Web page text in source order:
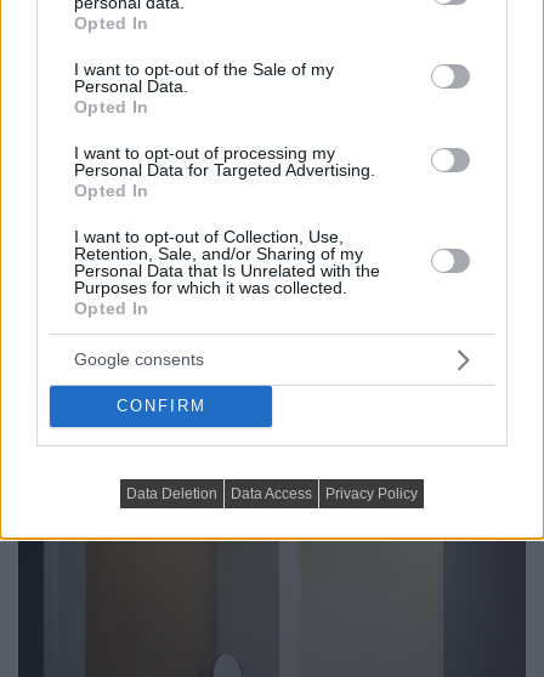
grant or deny consent to Google and its third-party tags to
use your data for below specified purposes in below Google
consent section.
Opted In
I want to opt-out of the Sale of my
Personal Data.
Opted In
I want to opt-out of processing my
Personal Data for Targeted Advertising.
Opted In
I want to opt-out of Collection, Use,
Retention, Sale, and/or Sharing of my
Personal Data that Is Unrelated with the
Purposes for which it was collected.
Opted In
Google consents
CONFIRM
Data Deletion Data Access Privacy Policy